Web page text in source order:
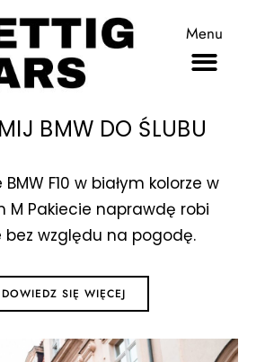
Menu
BMW DO ŚLUBU
F10 w białym kolorze w
M Pakiecie naprawdę robi
bez względu na pogodę.
DOWIEDZ SIĘ WIĘCEJ